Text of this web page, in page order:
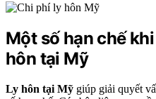
Một số hạn chế
hôn tại Mỹ
Ly hôn tại Mỹ giúp giải quyết